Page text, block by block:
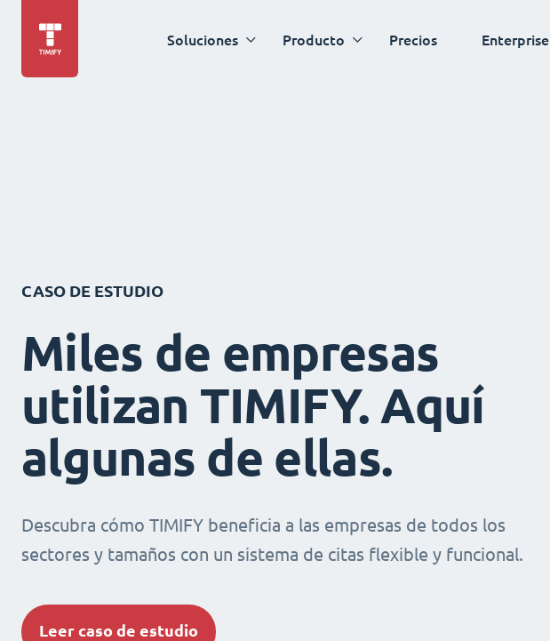
Soluciones Producto Precios Enterprise
CASO DE ESTUDIO
Miles de empresas
utilizan TIMIFY. Aquí
algunas de ellas.
Descubra cómo TIMIFY beneficia a las empresas de todos los
sectores y tamaños con un sistema de citas flexible y funcional.
Leer caso de estudio